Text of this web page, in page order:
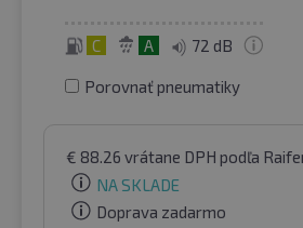
C A 72 dB
Porovnať pneumatiky
€ 88.26 vrátane DPH podľa
NA SKLADE
Doprava zadarmo